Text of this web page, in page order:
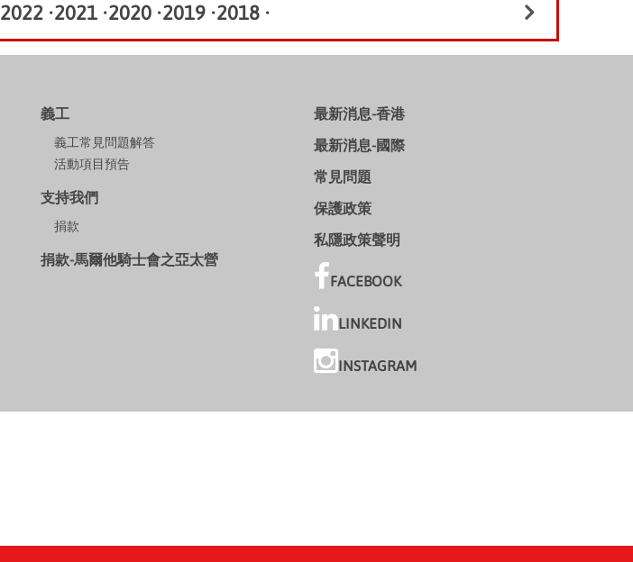
2022 •2021 •2020 •2019 •2018 •
義工
義工常見問題解答
活動項目預告
支持我們
捐款
捐款-馬爾他騎士會之亞太營
最新消息-香港
最新消息-國際
常見問題
保護政策
私隱政策聲明
FACEBOOK
LINKEDIN
INSTAGRAM